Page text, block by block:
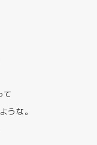
て
うな。